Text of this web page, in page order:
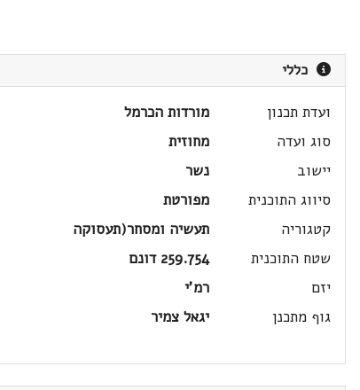
כללי
ועדת תכנון
מורדות הכרמל
סוג ועדה
מחוזית
יישוב
נשר
סיווג התוכנית
מפורטת
קטגוריה
תעשיה ומסחר(תעסוקה
שטח התוכנית
259.754 דונם
יזם
רמ'י
גוף מתכנן
יגאל צמיר